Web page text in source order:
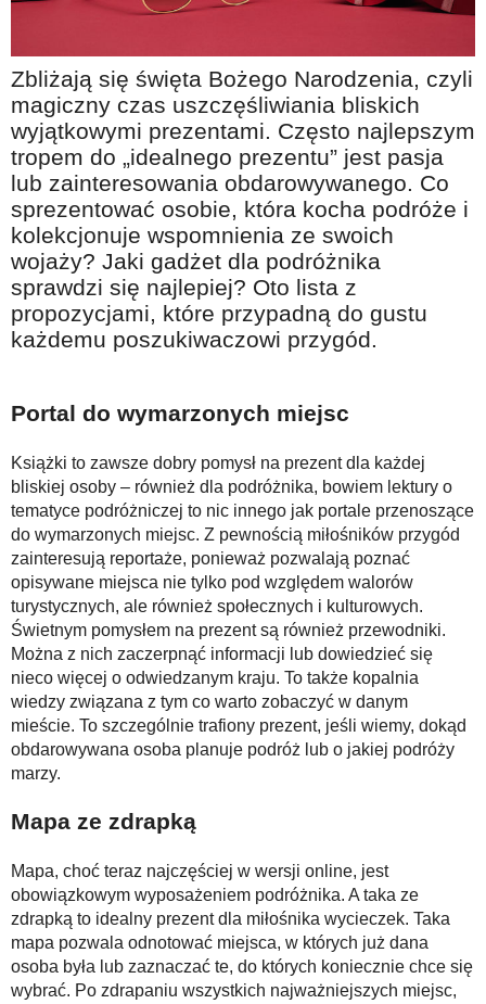
Żyj aktywnie
60plus - najcenniejsi klienci
Dobra opieka
Warto naśladować
Coś dla ducha
Smacznie i zdrowo
O finansach i społeczeństwie - edukacja nie tylko dla 60plus
Ciekawe książki
Z internetem za pan brat
Bezpiecznie i w zgodzie z prawem
Zbliżają się święta Bożego Narodzenia, czyli
magiczny czas uszczęśliwiania bliskich
wyjątkowymi prezentami. Często najlepszym
tropem do „idealnego prezentu” jest pasja
lub zainteresowania obdarowywanego. Co
sprezentować osobie, która kocha podróże i
kolekcjonuje wspomnienia ze swoich
wojaży? Jaki gadżet dla podróżnika
sprawdzi się najlepiej? Oto lista z
propozycjami, które przypadną do gustu
każdemu poszukiwaczowi przygód.
Portal do wymarzonych miejsc
Książki to zawsze dobry pomysł na prezent dla każdej
bliskiej osoby – również dla podróżnika, bowiem lektury o
tematyce podróżniczej to nic innego jak portale przenoszące
do wymarzonych miejsc. Z pewnością miłośników przygód
zainteresują reportaże, ponieważ pozwalają poznać
opisywane miejsca nie tylko pod względem walorów
turystycznych, ale również społecznych i kulturowych.
Świetnym pomysłem na prezent są również przewodniki.
Można z nich zaczerpnąć informacji lub dowiedzieć się
nieco więcej o odwiedzanym kraju. To także kopalnia
wiedzy związana z tym co warto zobaczyć w danym
mieście. To szczególnie trafiony prezent, jeśli wiemy, dokąd
obdarowywana osoba planuje podróż lub o jakiej podróży
marzy.
Mapa ze zdrapką
Mapa, choć teraz najczęściej w wersji online, jest
obowiązkowym wyposażeniem podróżnika. A taka ze
zdrapką to idealny prezent dla miłośnika wycieczek. Taka
mapa pozwala odnotować miejsca, w których już dana
osoba była lub zaznaczać te, do których koniecznie chce się
wybrać. Po zdrapaniu wszystkich najważniejszych miejsc,